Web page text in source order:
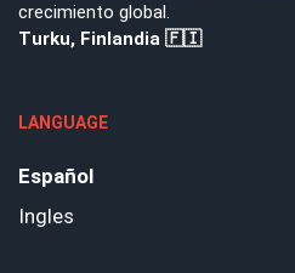
crecimiento global.
Turku, Finlandia 🇫🇮
LANGUAGE
Español
Ingles